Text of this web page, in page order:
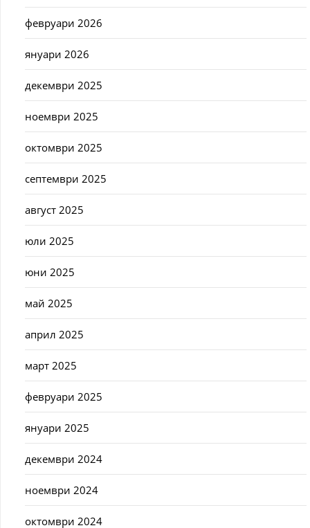
февруари 2026
януари 2026
декември 2025
ноември 2025
октомври 2025
септември 2025
август 2025
юли 2025
юни 2025
май 2025
април 2025
март 2025
февруари 2025
януари 2025
декември 2024
ноември 2024
октомври 2024